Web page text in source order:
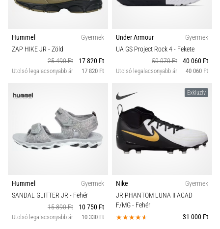
Hummel
Gyermek
ZAP HIKE JR - Zöld
25 490 Ft
17 820 Ft
Utolsó legalacsonyabb ár 17 820 Ft
Under Armour
Gyermek
UA GS Project Rock 4- Fekete
50 070 Ft
40 060 Ft
Utolsó legalacsonyabb ár 40 060 Ft
Hummel
Gyermek
SANDAL GLITTER JR - Fehér
15 890 Ft
10 750 Ft
Utolsó legalacsonyabb ár 10 330 Ft
Exkluzív
Nike
Gyermek
JR PHANTOM LUNA II ACAD
F/MG- Fehér
31 000 Ft